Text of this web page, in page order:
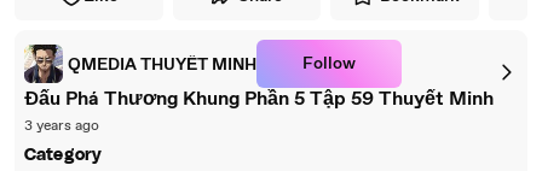
QMEDIA THUYẾT MINH Follow
Đấu Phá Thương Khung Phần 5 Tập 59 Thuyết Minh
3 years ago
Category